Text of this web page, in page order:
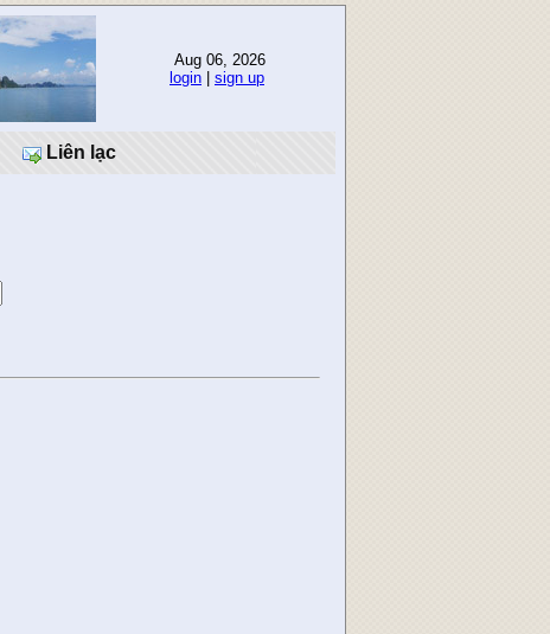
Aug 06, 2026
login
sign up
Liên lạc